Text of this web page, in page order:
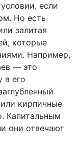
если
Но есть
залитая
которые
Например,
— это
в его
кирпичные
Капитальным
они отвечают